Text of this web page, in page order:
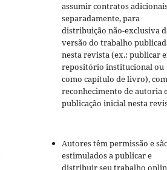
assumir contratos
separadamente, para
distribuição não-exclusiva
versão do trabalho
nesta revista (ex.: publicar
repositório institucional ou
como capítulo de livro), com
reconhecimento de autoria
publicação inicial nesta
Autores têm permissão e
estimulados a publicar e
distribuir seu trabalho